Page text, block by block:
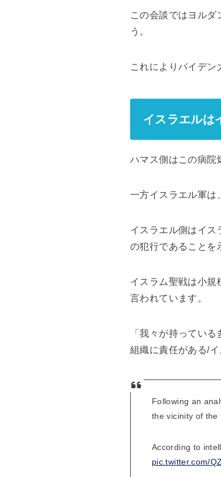
この会談ではヨル
う。
これによりバイデン
イスラエルは
ハマス側はこの病院
一方イスラエル軍は
イスラエル側はイス
の犯行であることを
イスラム聖戦は小規
言われています。
「我々が持ってい
組織に責任がある/
Following an
the vicinity of the
According to
pic.twitter.com/